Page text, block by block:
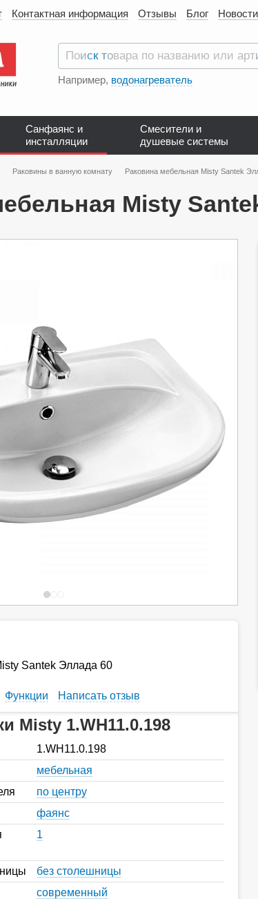
Контактная информация Отзывы Блог Новости
Например, водонагреватель
Санфаянс и
инсталляции
Смесители и
душевые системы
Раковины в ванную комнату Раковина мебельная Misty Santek
Misty
Santek Эллада 60
Функции Написать отзыв
Misty 1.WH11.0.198
1.WH11.0.198
мебельная
по центру
фаянс
1
без столешницы
современный